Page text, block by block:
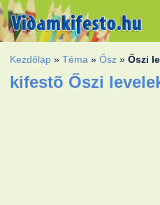
Kezdőlap »Téma »Ősz »Őszi
kifestõ Őszi